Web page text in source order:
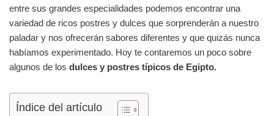
entre sus grandes especialidades podemos encontrar una
variedad de ricos postres y dulces que sorprenderán a nuestro
paladar y nos ofrecerán sabores diferentes y que quizás nunca
habíamos experimentado. Hoy te contaremos un poco sobre
algunos de los dulces y postres típicos de Egipto.
Índice del artículo